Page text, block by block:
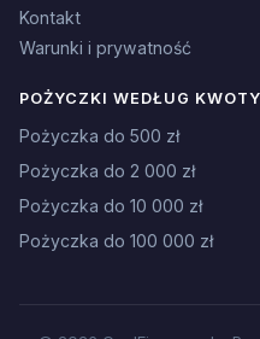
Kontakt
Warunki i prywatność
POŻYCZKI WEDŁUG KWOTY
Pożyczka do 500 zł
Pożyczka do 2 000 zł
Pożyczka do 10 000 zł
Pożyczka do 100 000 zł